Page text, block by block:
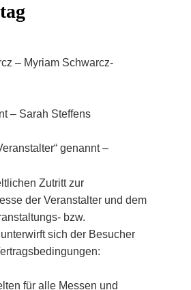
– Myriam Schwarcz-
– Sarah Steffens
genannt –
Zutritt zur
der Veranstalter und dem
bzw.
sich der Besucher
für alle Messen und